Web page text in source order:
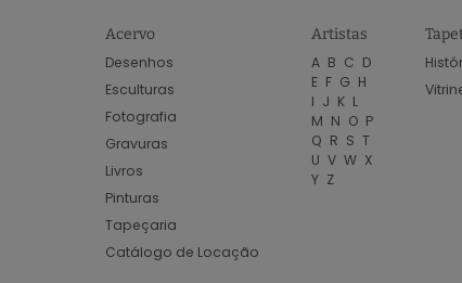
Acervo
Desenhos
Esculturas
Fotografia
Gravuras
Livros
Pinturas
Tapeçaria
Catálogo de Locação
Artistas
A B C D
E F G H
I J K L
M N O P
Q R S T
U V W X
Y Z